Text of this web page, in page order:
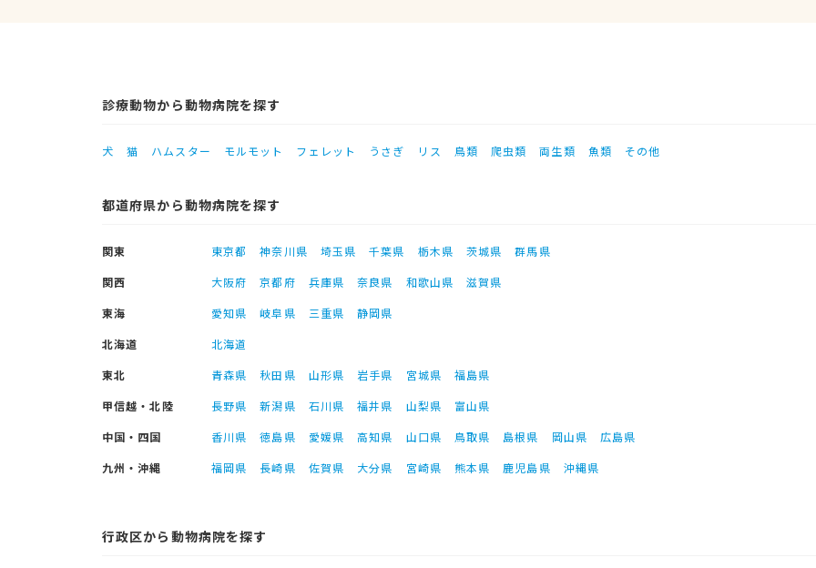
診療動物から動物病院を探す
犬 猫 ハムスター モルモット フェレット うさぎ リス 鳥類 爬虫類 両生類 魚類 その他
都道府県から動物病院を探す
関東 東京都 神奈川県 埼玉県 千葉県 栃木県 茨城県
群馬県
関西
大阪府 京都府 兵庫県 奈良県 和歌山県
滋賀県
東海
愛知県 岐阜県 三重県
静岡県
北海道
北海道
東北
青森県 秋田県 山形県 岩手県 宮城県
福島県
甲信越・北陸
長野県 新潟県 石川県 福井県 山梨県
富山県
中国・四国
香川県 徳島県 愛媛県 高知県 山口県 鳥取県 島根県 岡山県
広島県
九州・沖縄
福岡県 長崎県 佐賀県 大分県 宮崎県 熊本県 鹿児島県 沖縄県
行政区から動物病院を探す